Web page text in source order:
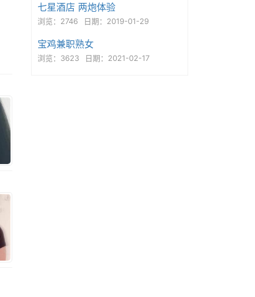
七星酒店 两炮体验
浏览：2746 日期：2019-01-29
宝鸡兼职熟女
浏览：3623 日期：2021-02-17